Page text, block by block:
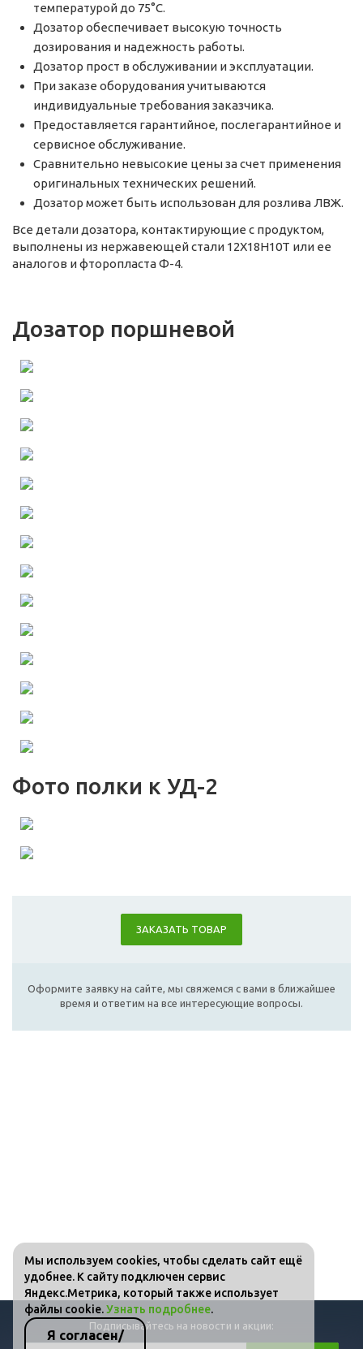
температурой до 75°C.
Дозатор обеспечивает высокую точность
дозирования и надежность работы.
Дозатор прост в обслуживании и эксплуатации.
При заказе оборудования учитываются
индивидуальные требования заказчика.
Предоставляется гарантийное, послегарантийное и
сервисное обслуживание.
Сравнительно невысокие цены за счет применения
оригинальных технических решений.
Дозатор может быть использован для розлива ЛВЖ.
Все детали дозатора, контактирующие с продуктом,
выполнены из нержавеющей стали 12Х18Н10Т или ее
аналогов и фторопласта Ф-4.
Дозатор поршневой
Фото полки к УД-2
ЗАКАЗАТЬ ТОВАР
Оформите заявку на сайте, мы свяжемся с вами в ближайшее
время и ответим на все интересующие вопросы.
Подписывайтесь на новости и акции:
Мы используем cookies, чтобы сделать сайт ещё
удобнее. К сайту подключен сервис
Яндекс.Метрика, который также использует
файлы cookie.Узнать подробнее.
Я согласен/